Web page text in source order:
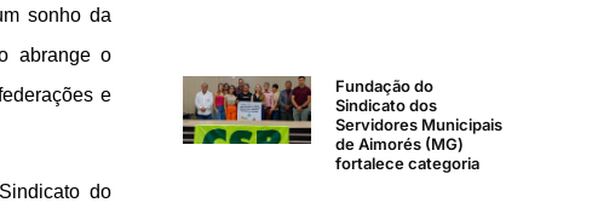
sonho da
abrange o
e
do
Fundação do
Sindicato dos
Servidores Municipais
de Aimorés (MG)
fortalece categoria